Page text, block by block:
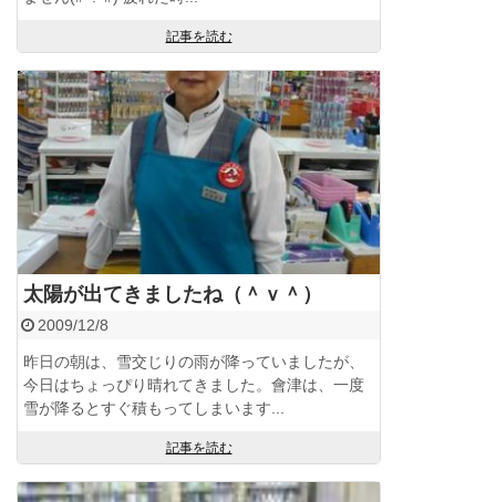
記事を読む
太陽が出てきましたね（＾ｖ＾）
2009/12/8
昨日の朝は、雪交じりの雨が降っていましたが、
今日はちょっぴり晴れてきました。會津は、一度
雪が降るとすぐ積もってしまいます...
記事を読む